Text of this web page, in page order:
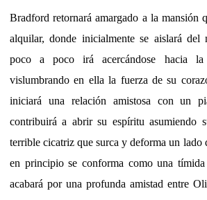
Bradford retornará amargado a la mansión
alquilar, donde inicialmente se aislará del
poco a poco irá acercándose hacia
vislumbrando en ella la fuerza de su
iniciará una relación amistosa con un
contribuirá a abrir su espíritu asumiendo
terrible cicatriz que surca y deforma un lado
en principio se conforma como una
acabará por una profunda amistad entre